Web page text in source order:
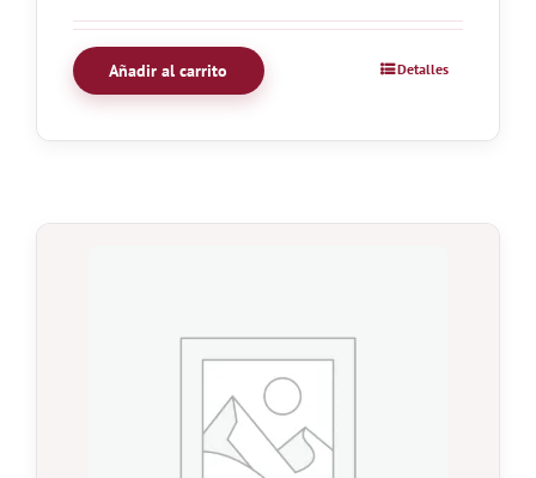
Añadir al carrito Detalles